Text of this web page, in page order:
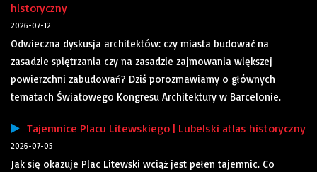
historyczny
2026-07-12
Odwieczna dyskusja architektów: czy miasta budować na
zasadzie spiętrzania czy na zasadzie zajmowania większej
powierzchni zabudowań? Dziś porozmawiamy o głównych
tematach Światowego Kongresu Architektury w Barcelonie.
Tajemnice Placu Litewskiego | Lubelski atlas historyczny
2026-07-05
Jak się okazuje Plac Litewski wciąż jest pełen tajemnic. Co